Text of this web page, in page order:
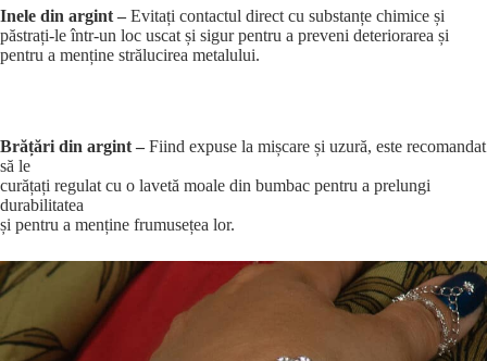
Inele din argint – Evitați contactul direct cu substanțe chimice și
păstrați-le într-un loc uscat și sigur pentru a preveni deteriorarea și
pentru a menține strălucirea metalului.
Brățări din argint – Fiind expuse la mișcare și uzură, este recomandat
să le
curățați regulat cu o lavetă moale din bumbac pentru a prelungi
durabilitatea
și pentru a menține frumusețea lor.